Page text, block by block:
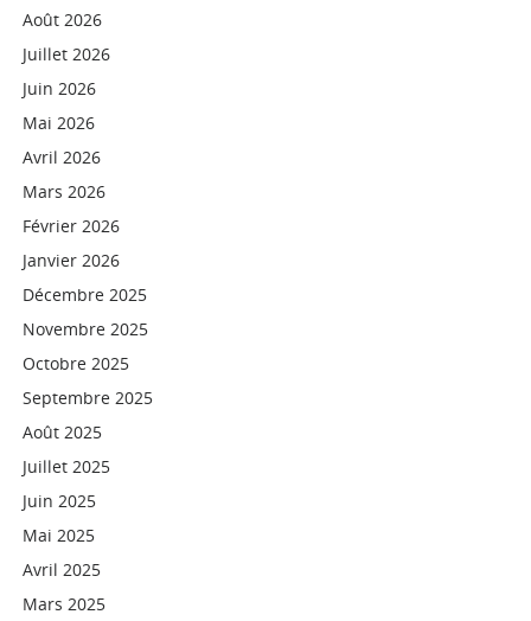
Août 2026
Juillet 2026
Juin 2026
Mai 2026
Avril 2026
Mars 2026
Février 2026
Janvier 2026
Décembre 2025
Novembre 2025
Octobre 2025
Septembre 2025
Août 2025
Juillet 2025
Juin 2025
Mai 2025
Avril 2025
Mars 2025